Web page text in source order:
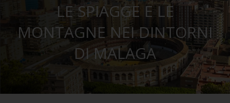
LE SPIAGGE E LE
MONTAGNE NEI DINTORNI
DI MALAGA